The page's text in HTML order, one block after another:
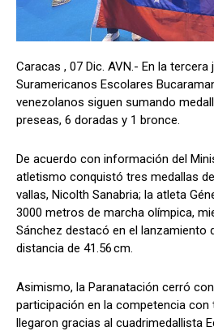
Caracas , 07 Dic. AVN.- En la
Suramericanos Escolares
venezolanos siguen sumando
preseas, 6 doradas y 1 bronce.
De acuerdo con información del
atletismo conquistó tres medallas
vallas, Nicolth Sanabria; la atleta
3000 metros de marcha olímpica,
Sánchez destacó en el lanzamiento
distancia de 41.56 cm.
Asimismo, la Paranatación cerró
participación en la competencia con
llegaron gracias al cuadrimedallista